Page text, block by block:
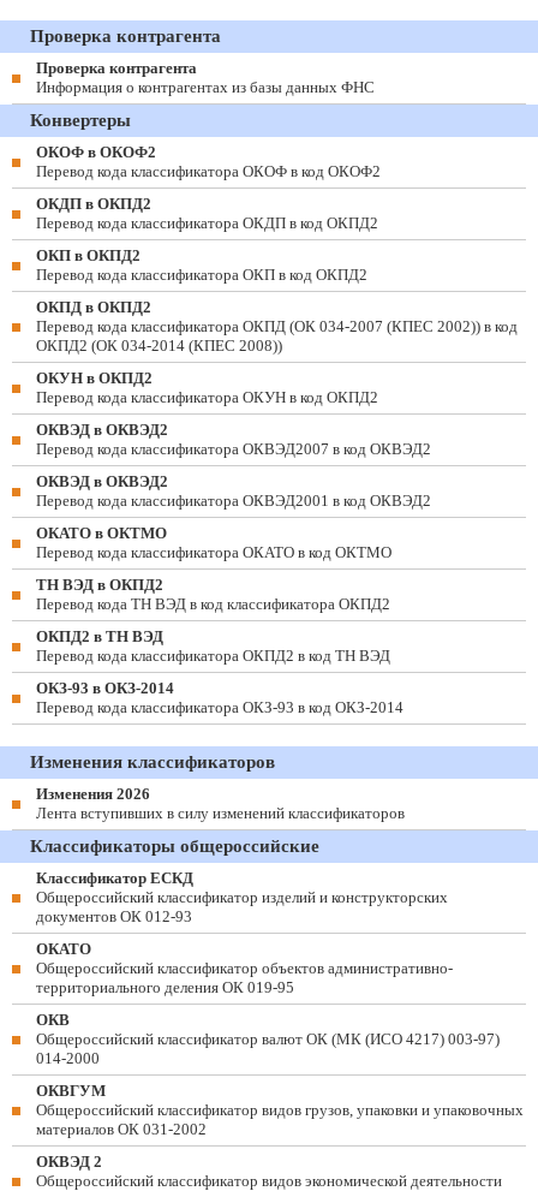
Проверка контрагента
Проверка контрагента
Информация о контрагентах из базы данных ФНС
Конвертеры
ОКОФ в ОКОФ2
Перевод кода классификатора ОКОФ в код ОКОФ2
ОКДП в ОКПД2
Перевод кода классификатора ОКДП в код ОКПД2
ОКП в ОКПД2
Перевод кода классификатора ОКП в код ОКПД2
ОКПД в ОКПД2
Перевод кода классификатора ОКПД (ОК 034-2007 (КПЕС 2002)) в код
ОКПД2 (ОК 034-2014 (КПЕС 2008))
ОКУН в ОКПД2
Перевод кода классификатора ОКУН в код ОКПД2
ОКВЭД в ОКВЭД2
Перевод кода классификатора ОКВЭД2007 в код ОКВЭД2
ОКВЭД в ОКВЭД2
Перевод кода классификатора ОКВЭД2001 в код ОКВЭД2
ОКАТО в ОКТМО
Перевод кода классификатора ОКАТО в код ОКТМО
ТН ВЭД в ОКПД2
Перевод кода ТН ВЭД в код классификатора ОКПД2
ОКПД2 в ТН ВЭД
Перевод кода классификатора ОКПД2 в код ТН ВЭД
ОКЗ-93 в ОКЗ-2014
Перевод кода классификатора ОКЗ-93 в код ОКЗ-2014
Изменения классификаторов
Изменения 2026
Лента вступивших в силу изменений классификаторов
Классификаторы общероссийские
Классификатор ЕСКД
Общероссийский классификатор изделий и конструкторских
документов ОК 012-93
ОКАТО
Общероссийский классификатор объектов административно-
территориального деления ОК 019-95
ОКВ
Общероссийский классификатор валют ОК (МК (ИСО 4217) 003-97)
014-2000
ОКВГУМ
Общероссийский классификатор видов грузов, упаковки и упаковочных
материалов ОК 031-2002
ОКВЭД 2
Общероссийский классификатор видов экономической деятельности